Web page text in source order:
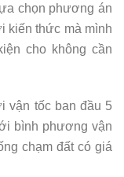
chọn phương án
kiến thức mà mình
cho không cần
vận tốc ban đầu 5
bình phương vận
chạm đất có giá